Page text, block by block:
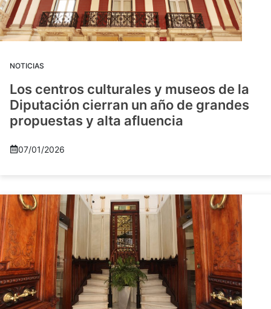
NOTICIAS
Los centros culturales y museos de la
Diputación cierran un año de grandes
propuestas y alta afluencia
07/01/2026